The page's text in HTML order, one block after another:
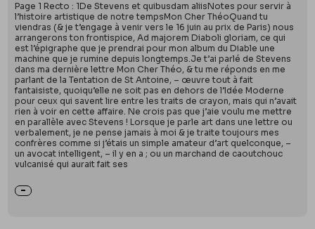
Page 1 Recto : 1De Stevens et quibusdam aliisNotes pour servir à
l’histoire artistique de notre tempsMon Cher ThéoQuand tu
viendras (& je t’engage à venir vers le 16 juin au prix de Paris) nous
arrangerons ton frontispice, Ad majorem Diaboli gloriam, ce qui
est l’épigraphe que je prendrai pour mon album du Diable une
machine que je rumine depuis longtemps.Je t’ai parlé de Stevens
dans ma dernière lettre Mon Cher Théo, & tu me réponds en me
parlant de la Tentation de St Antoine, – œuvre tout à fait
fantaisiste, quoiqu’elle ne soit pas en dehors de l’Idée Moderne
pour ceux qui savent lire entre les traits de crayon, mais qui n’avait
rien à voir en cette affaire. Ne crois pas que j’aie voulu me mettre
en parallèle avec Stevens ! Lorsque je parle art dans une lettre ou
verbalement, je ne pense jamais à moi & je traite toujours mes
confrères comme si j’étais un simple amateur d’art quelconque, –
un avocat intelligent, – il y en a ; ou un marchand de caoutchouc
vulcanisé qui aurait fait ses